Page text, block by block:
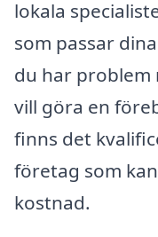
lokala
som passar
du har problem
vill göra en
finns det
företag som
kostnad.